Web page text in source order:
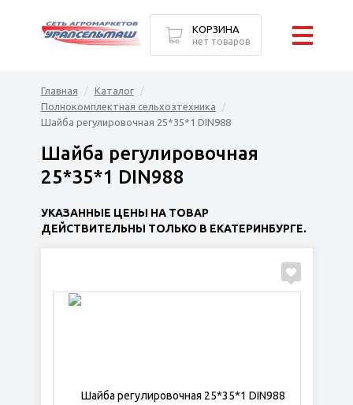
Главная
Каталог
Полнокомплектная сельхозтехника
Шайба регулировочная 25*35*1 DIN988
Шайба регулировочная
25*35*1 DIN988
УКАЗАННЫЕ ЦЕНЫ НА ТОВАР
ДЕЙСТВИТЕЛЬНЫ ТОЛЬКО В ЕКАТЕРИНБУРГЕ.
КОРЗИНА
нет товаров